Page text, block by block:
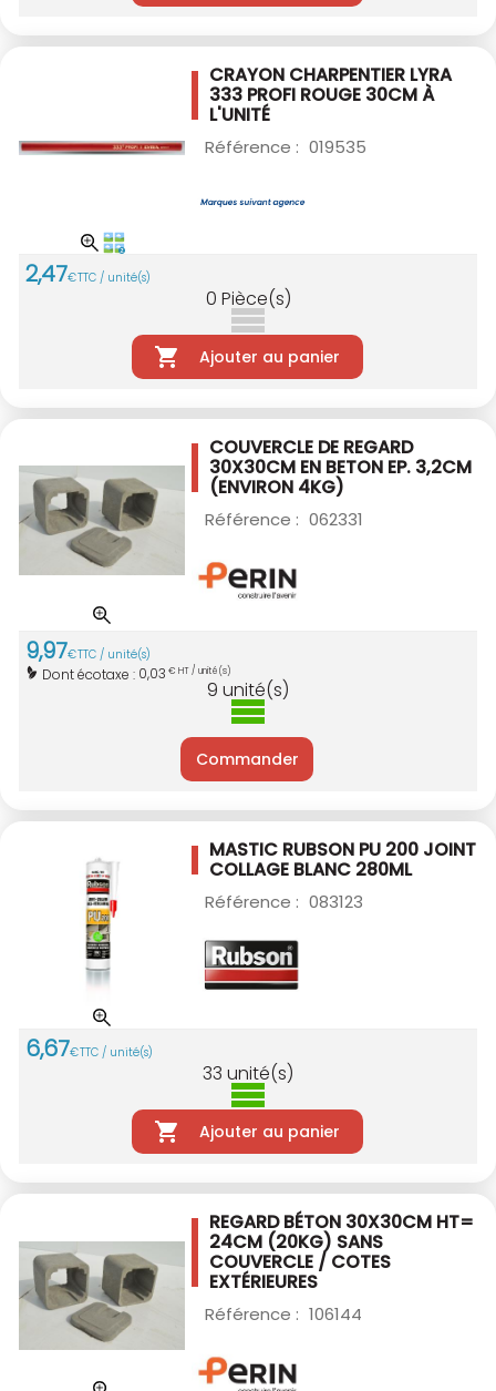
CRAYON CHARPENTIER LYRA
333 PROFI ROUGE 30CM À
L'UNITÉ
Référence : 019535
2,47€TTC / unité(s)
0 Pièce(s)
Ajouter au panier
COUVERCLE DE REGARD
30X30CM EN BETON EP. 3,2CM
(ENVIRON 4KG)
Référence : 062331
9,97€TTC / unité(s)
Dont écotaxe : 0,03 € HT / unité(s)
9 unité(s)
Commander
MASTIC RUBSON PU 200 JOINT
COLLAGE BLANC 280ML
Référence : 083123
6,67€TTC / unité(s)
33 unité(s)
Ajouter au panier
REGARD BÉTON 30X30CM HT=
24CM (20KG) SANS
COUVERCLE / COTES
EXTÉRIEURES
Référence : 106144